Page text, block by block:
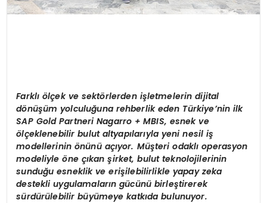
Farklı ölçek ve sektörlerden işletmelerin dijital
dönüşüm yolculuğuna rehberlik eden Türkiye’nin ilk
SAP Gold Partneri Nagarro + MBIS, esnek ve
ölçeklenebilir bulut altyapılarıyla yeni nesil iş
modellerinin önünü açıyor. Müşteri odaklı operasyon
modeliyle öne çıkan şirket, bulut teknolojilerinin
sunduğu esneklik ve erişilebilirlikle yapay zeka
destekli uygulamaların gücünü birleştirerek
sürdürülebilir büyümeye katkıda bulunuyor.